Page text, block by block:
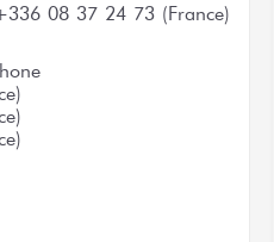
08 37 24 73 (France)